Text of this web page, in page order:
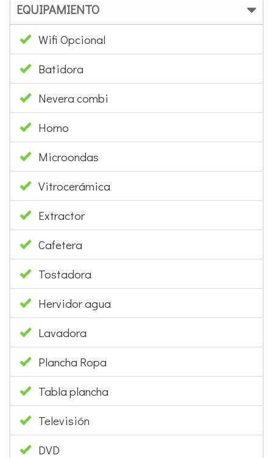
EQUIPAMIENTO
Wifi Opcional
Batidora
Nevera combi
Horno
Microondas
Vitrocerámica
Extractor
Cafetera
Tostadora
Hervidor agua
Lavadora
Plancha Ropa
Tabla plancha
Televisión
DVD